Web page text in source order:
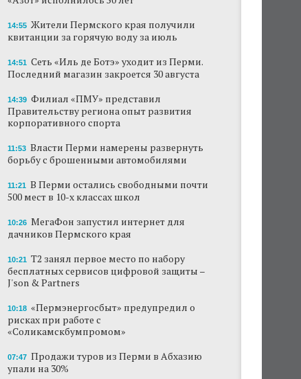
14:55 Жители Пермского края получили
квитанции за горячую воду за июль
14:51 Сеть «Иль де Ботэ» уходит из Перми.
Последний магазин закроется 30 августа
14:39 Филиал «ПМУ» представил
Правительству региона опыт развития
корпоративного спорта
11:53 Власти Перми намерены развернуть
борьбу с брошенными автомобилями
11:21 В Перми остались свободными почти
500 мест в 10-х классах школ
10:26 МегаФон запустил интернет для
дачников Пермского края
10:21 Т2 занял первое место по набору
бесплатных сервисов цифровой защиты –
J'son & Partners
10:18 «Пермэнергосбыт» предупредил о
рисках при работе с
«Соликамскбумпромом»
07:47 Продажи туров из Перми в Абхазию
упали на 30%